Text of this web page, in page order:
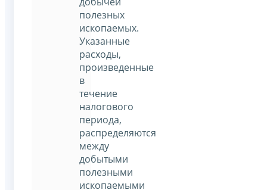
полезных
ископаемых.
Указанные
расходы,
произведенные
в
течение
налогового
периода,
распределяются
между
добытыми
полезными
ископаемыми